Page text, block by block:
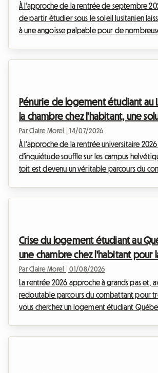
À l'approche de la rentrée de septembre
de partir étudier sous le soleil lusitanien
à une angoisse palpable pour de
d'étudiants dans leur mobilité, et ...
Pénurie de logement étudiant au
la chambre chez l'habitant, une
pour 2026
Par Claire Morel 14/07/2026
À l'approche de la rentrée universitaire 2026
d'inquiétude souffle sur les campus
toit est devenu un véritable parcours du
grandes métropoles universitaires comme
Crise du logement étudiant au
une chambre chez l'habitant pour
2026
Par Claire Morel 01/08/2026
La rentrée 2026 approche à grands pas et,
redoutable parcours du combattant pour
vous cherchez un logement étudiant